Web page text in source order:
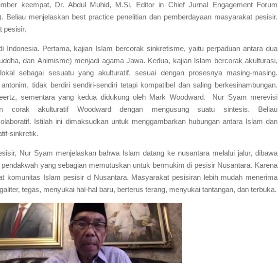
keempat, Dr. Abdul Muhid, M.Si, Editor in Chief Jurnal Engagement Forum
Beliau menjelaskan best practice penelitian dan pemberdayaan masyarakat pesisir.
pesisir.
Indonesia. Pertama, kajian Islam bercorak sinkretisme, yaitu perpaduan antara dua
dan Animisme) menjadi agama Jawa. Kedua, kajian Islam bercorak akulturasi,
sebagai sesuatu yang akulturatif, sesuai dengan prosesnya masing-masing.
tidak berdiri sendiri-sendiri tetapi kompatibel dan saling berkesinambungan.
sementara yang kedua didukung oleh Mark Woodward.
Nur Syam merevisi
corak akulturatif Woodward dengan mengusung suatu sintesis. Beliau
Istilah ini dimaksudkan untuk menggambarkan hubungan antara Islam dan
sinkretik.
Nur Syam menjelaskan bahwa Islam datang ke nusantara melalui jalur, dibawa
yang sebagian memutuskan untuk bermukim di pesisir Nusantara. Karena
komunitas Islam pesisir d Nusantara. Masyarakat pesisiran lebih mudah menerima
tegas, menyukai hal-hal baru, berterus terang, menyukai tantangan, dan terbuka.